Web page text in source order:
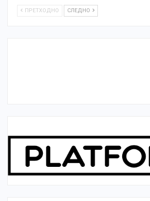
ПРЕТХОДНО СЛЕДНО